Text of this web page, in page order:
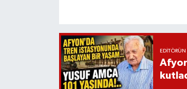
EDITÖRÜN